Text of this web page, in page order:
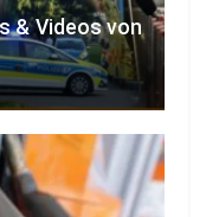
& Videos von